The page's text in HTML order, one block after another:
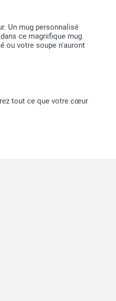
Un mug personnalisé
ce magnifique mug
ou votre soupe n'auront
tout ce que votre cœur